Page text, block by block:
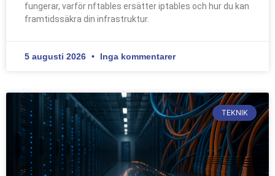
fungerar, varför nftables ersätter iptables och hur du kan
framtidssäkra din infrastruktur.
5 augusti 2026 Inga kommentarer
TEKNIK